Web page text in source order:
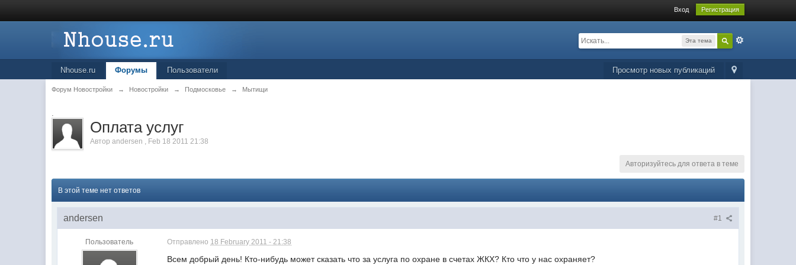
Вход Регистрация
Эта тема
Просмотр новых публикаций
Nhouse.ru Форумы Пользователи
Форум Новостройки → Новостройки → Подмосковье → Мытищи
.
Оплата услуг
Авторandersen , Feb 18 2011 21:38
Авторизуйтесь для ответа в теме
В этой теме нет ответов
#1
andersen
Пользователь Отправлено 18 February 2011 - 21:38
Всем добрый день! Кто-нибудь может сказать что за услуга по охране в счетах ЖКХ? Кто что у нас охраняет?